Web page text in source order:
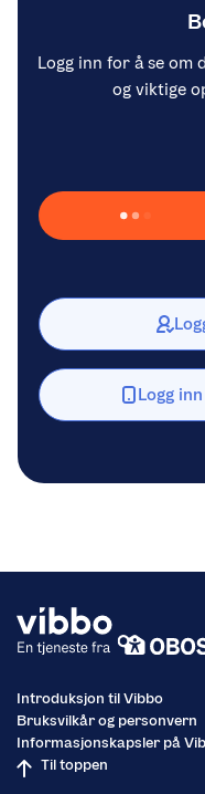
Logg inn for å se om
og viktige
Laster inn Vipps …
Logg
Introduksjon til Vibbo
Bruksvilkår og personvern
Informasjonskapsler på
Til toppen